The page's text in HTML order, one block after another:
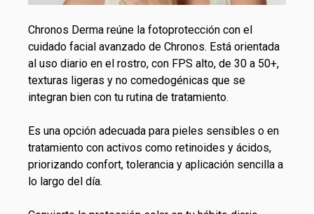
Chronos Derma reúne la fotoprotección con el
cuidado facial avanzado de Chronos. Está orientada
al uso diario en el rostro, con FPS alto, de 30 a 50+,
texturas ligeras y no comedogénicas que se
integran bien con tu rutina de tratamiento.
Es una opción adecuada para pieles sensibles o en
tratamiento con activos como retinoides y ácidos,
priorizando confort, tolerancia y aplicación sencilla a
lo largo del día.